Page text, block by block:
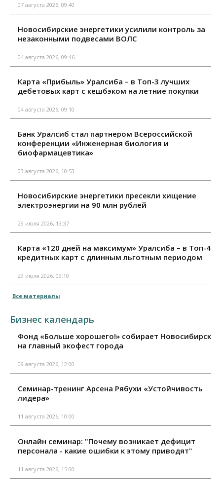
07 августа 2026, 09:40
Новосибирские энергетики усилили контроль за
незаконными подвесами ВОЛС
04 августа 2026, 09:46
Карта «Прибыль» Уралсиба – в Топ-3 лучших
дебетовых карт с кешбэком на летние покупки
04 августа 2026, 09:10
Банк Уралсиб стал партнером Всероссийской
конференции «Инженерная биология и
биофармацевтика»
03 августа 2026, 10:53
Новосибирские энергетики пресекли хищение
электроэнергии на 90 млн рублей
29 июля 2026, 13:37
Карта «120 дней на максимум» Уралсиба – в Топ-4
кредитных карт с длинным льготным периодом
29 июля 2026, 09:10
Все материалы
Бизнес календарь
Фонд «Больше хорошего!» собирает Новосибирск
на главный экофест города
09 августа 2026, 12:00
Семинар-тренинг Арсена Рябухи «Устойчивость
лидера»
11 августа 2026, 10:00
Онлайн семинар: "Почему возникает дефицит
персонала - какие ошибки к этому приводят"
11 августа 2026, 15:00